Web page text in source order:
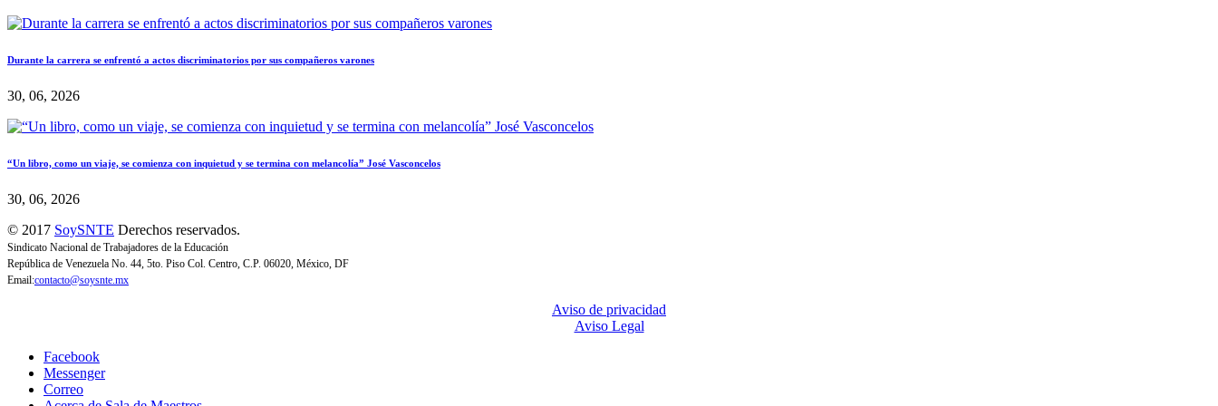
Durante la carrera se enfrentó a actos discriminatorios por sus compañeros varones
30, 06, 2026
“Un libro, como un viaje, se comienza con inquietud y se termina con melancolía” José Vasconcelos
30, 06, 2026
© 2017 SoySNTE Derechos reservados.
Sindicato Nacional de Trabajadores de la Educación
República de Venezuela No. 44, 5to. Piso Col. Centro, C.P. 06020, México, DF
Email:contacto@soysnte.mx
Aviso de privacidad
Aviso Legal
Facebook
Messenger
Correo